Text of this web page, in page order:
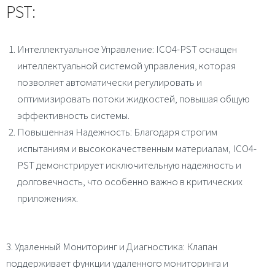
PST:
Интеллектуальное Управление: ICO4-PST оснащен
интеллектуальной системой управления, которая
позволяет автоматически регулировать и
оптимизировать потоки жидкостей, повышая общую
эффективность системы.
Повышенная Надежность: Благодаря строгим
испытаниям и высококачественным материалам, ICO4-
PST демонстрирует исключительную надежность и
долговечность, что особенно важно в критических
приложениях.
3. Удаленный Мониторинг и Диагностика: Клапан
поддерживает функции удаленного мониторинга и